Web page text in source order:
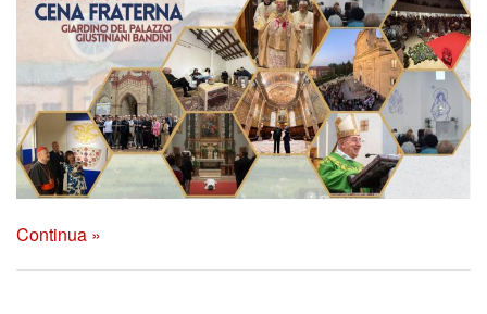
Continua »